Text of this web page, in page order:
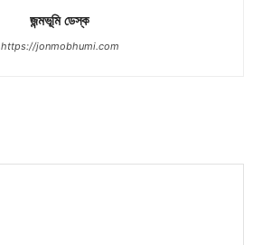
জন্মভূমি ডেস্ক
https://jonmobhumi.com